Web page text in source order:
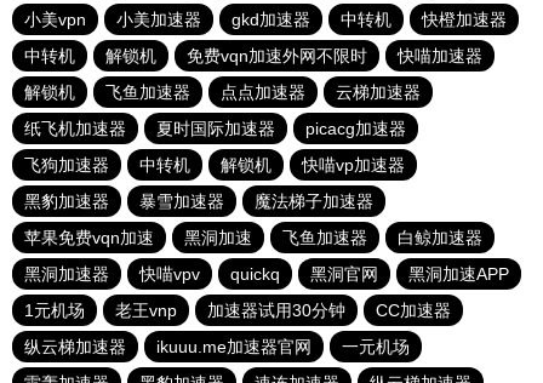
小美vpn
小美加速器 gkd加速器 中转机
快橙加速器
中转机
解锁机 免费vqn加速外网不限时
快喵加速器
解锁机
飞鱼加速器 点点加速器
云梯加速器
纸飞机加速器
夏时国际加速器
picacg加速器
飞狗加速器
中转机 解锁机
快喵vp加速器
黑豹加速器
暴雪加速器
魔法梯子加速器
苹果免费vqn加速
黑洞加速 飞鱼加速器
白鲸加速器
黑洞加速器
快喵vpv quickq 黑洞官网
黑洞加速APP
1元机场
老王vnp 加速器试用30分钟
CC加速器
纵云梯加速器
ikuuu.me加速器官网
一元机场